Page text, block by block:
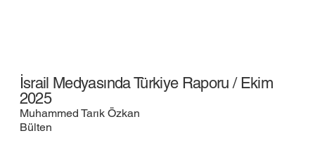
İsrail Medyasında Türkiye Raporu / Ekim
2025
Muhammed Tarık Özkan
Bülten